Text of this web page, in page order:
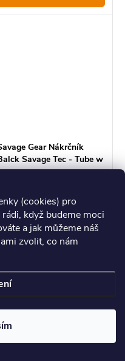
(cookies) pro
když budeme moci
a jak můžeme náš
zvolit, co nám
Gear Nákrčník
Savage Tec - Tube w
Skladem >3 ks
DO KOŠÍKU
stylovém černém camo
s logem SG (čelisti),
šátek, čelenka a
Měkké prodyšné